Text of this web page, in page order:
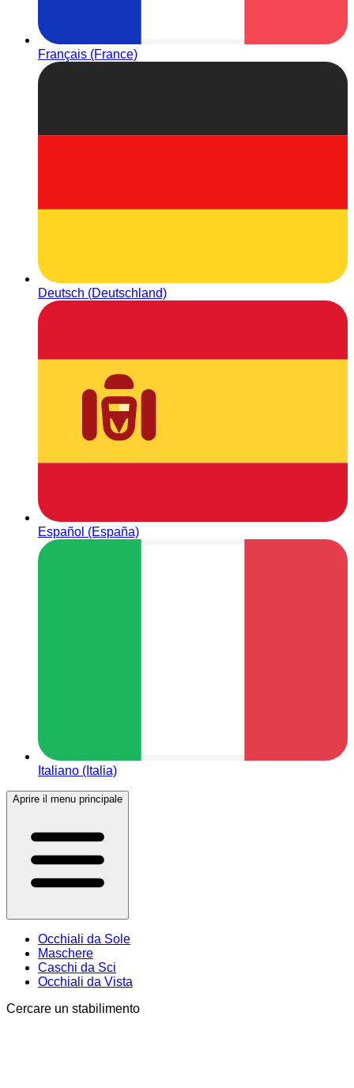
Français (France)
Deutsch (Deutschland)
Español (España)
Italiano (Italia)
Aprire il menu principale
Occhiali da Sole
Maschere
Caschi da Sci
Occhiali da Vista
Cercare un stabilimento